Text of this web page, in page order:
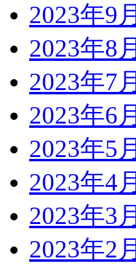
2023年9月
2023年8月
2023年7月
2023年6月
2023年5月
2023年4月
2023年3月
2023年2月